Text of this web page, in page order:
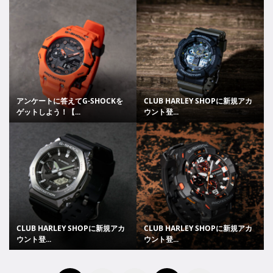
アンケートに答えてG-SHOCKを
ゲットしよう！【...
CLUB HARLEY SHOPに新規アカ
ウント登...
CLUB HARLEY SHOPに新規アカ
ウント登...
CLUB HARLEY SHOPに新規アカ
ウント登...